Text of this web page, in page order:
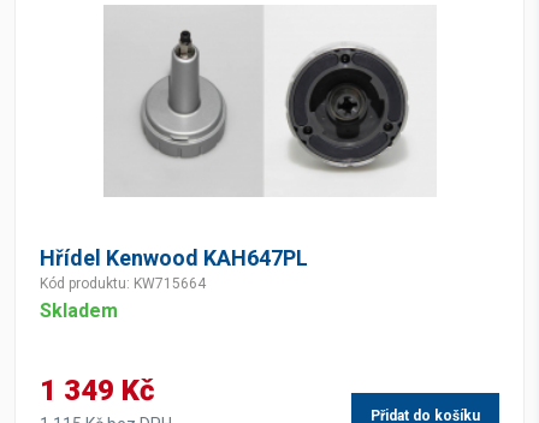
Hřídel Kenwood KAH647PL
Kód produktu: KW715664
Skladem
1 349 Kč
Přidat do košíku